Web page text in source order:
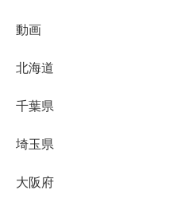
動画
北海道
千葉県
埼玉県
大阪府